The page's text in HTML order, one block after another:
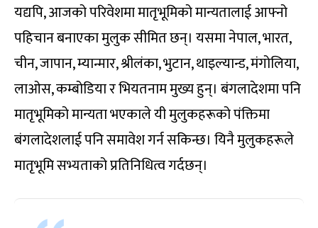
यद्यपि, आजको परिवेशमा मातृभूमिको मान्यतालाई आफ्नो
पहिचान बनाएका मुलुक सीमित छन्। यसमा नेपाल, भारत,
चीन, जापान, म्यान्मार, श्रीलंका, भुटान, थाइल्यान्ड, मंगोलिया,
लाओस, कम्बोडिया र भियतनाम मुख्य हुन्। बंगलादेशमा पनि
मातृभूमिको मान्यता भएकाले यी मुलुकहरूको पंक्तिमा
बंगलादेशलाई पनि समावेश गर्न सकिन्छ। यिनै मुलुकहरूले
मातृभूमि सभ्यताको प्रतिनिधित्व गर्दछन्।